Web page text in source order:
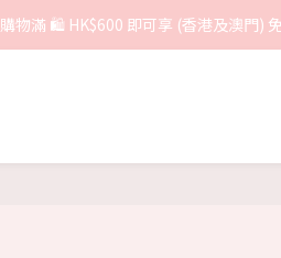
購物滿 🛍 HK$600 即可享 (香港及澳門)